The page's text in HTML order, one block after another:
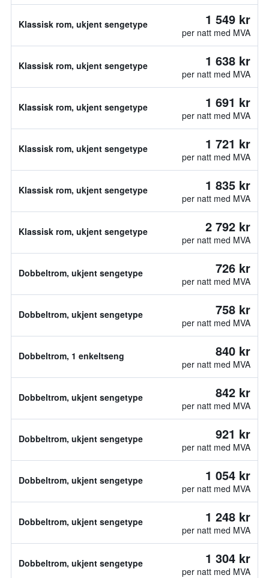
Klassisk rom, ukjent sengetype 1 549 kr
per natt med MVA
Klassisk rom, ukjent sengetype 1 638 kr
per natt med MVA
Klassisk rom, ukjent sengetype 1 691 kr
per natt med MVA
Klassisk rom, ukjent sengetype 1 721 kr
per natt med MVA
Klassisk rom, ukjent sengetype 1 835 kr
per natt med MVA
Klassisk rom, ukjent sengetype 2 792 kr
per natt med MVA
Dobbeltrom, ukjent sengetype 726 kr
per natt med MVA
Dobbeltrom, ukjent sengetype 758 kr
per natt med MVA
Dobbeltrom, 1 enkeltseng 840 kr
per natt med MVA
Dobbeltrom, ukjent sengetype 842 kr
per natt med MVA
Dobbeltrom, ukjent sengetype 921 kr
per natt med MVA
Dobbeltrom, ukjent sengetype 1 054 kr
per natt med MVA
Dobbeltrom, ukjent sengetype 1 248 kr
per natt med MVA
Dobbeltrom, ukjent sengetype 1 304 kr
per natt med MVA